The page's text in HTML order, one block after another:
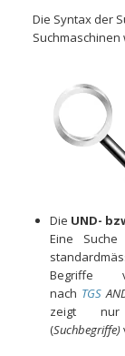
Die Syntax der
Suchmaschinen
Die UND-
Eine
Begriffe
nach TGS
zeigt
(Suchbegriffe)